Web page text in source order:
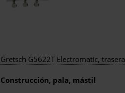
Gretsch G5622T Electromatic, trasera
Construcción, pala, mástil